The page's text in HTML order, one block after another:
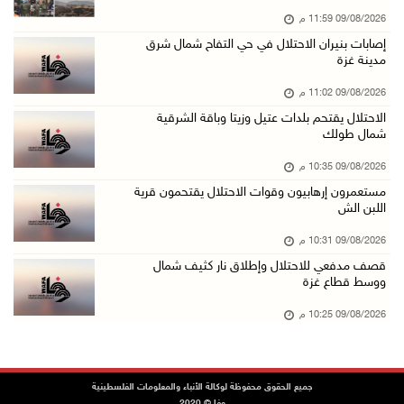
مستعمرون إرهابيون يهاجمون قرية المغير والاحتل ...
09/آب/2026 07:02 م
الجامعة العربية تنعى السفير دياب اللوح
09/آب/2026 05:28 م
ثلاث إصابات برصاص الاحتلال في مدينة خان يونس
09/آب/2026 04:45 م
مسك تكافح آثار الحروق وتنتظر العلاج خارج غزة
مستعمرون يقتحمون أراضي المواطنين في عدة مناطق ...
09/08/2026 11:59 م
إصابات بنيران الاحتلال في حي التفاح شمال شرق
مدينة غزة
09/08/2026 11:02 م
الاحتلال يقتحم بلدات عتيل وزيتا وباقة الشرقية
شمال طولك
09/08/2026 10:35 م
مستعمرون إرهابيون وقوات الاحتلال يقتحمون قرية
اللبن الش
09/08/2026 10:31 م
قصف مدفعي للاحتلال وإطلاق نار كثيف شمال
ووسط قطاع غزة
09/08/2026 10:25 م
جميع الحقوق محفوظة لوكالة الأنباء والمعلومات الفلسطينية